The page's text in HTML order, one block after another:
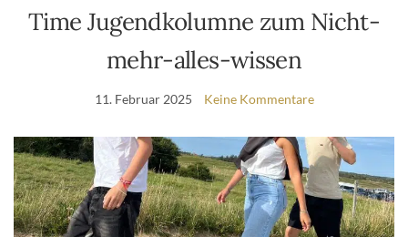
Time Jugendkolumne zum Nicht-
mehr-alles-wissen
11. Februar 2025 Keine Kommentare